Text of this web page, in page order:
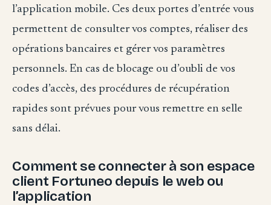
l’application mobile. Ces deux portes d’entrée vous
permettent de consulter vos comptes, réaliser des
opérations bancaires et gérer vos paramètres
personnels. En cas de blocage ou d’oubli de vos
codes d’accès, des procédures de récupération
rapides sont prévues pour vous remettre en selle
sans délai.
Comment se connecter à son espace
client Fortuneo depuis le web ou
l’application